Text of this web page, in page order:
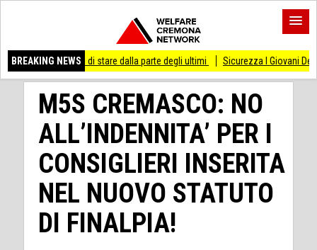
BREAKING NEWS
di stare dalla parte degli ultimi Sicurezza I Giovani Democratici
M5S CREMASCO: NO
ALL’INDENNITA’ PER I
CONSIGLIERI INSERITA
NEL NUOVO STATUTO
DI FINALPIA!